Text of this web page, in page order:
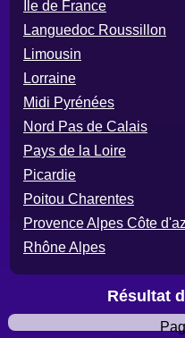
Ile de France
Languedoc Roussillon
Limousin
Lorraine
Midi Pyrénées
Nord Pas de Calais
Pays de la Loire
Picardie
Poitou Charentes
Provence Alpes Côte
Rhône Alpes
Résultat